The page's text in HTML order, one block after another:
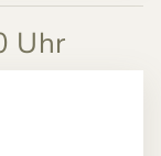
Uhr